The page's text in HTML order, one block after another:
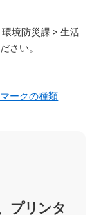
環境防災課 > 生活
さい。
ークの種類
プリンタ